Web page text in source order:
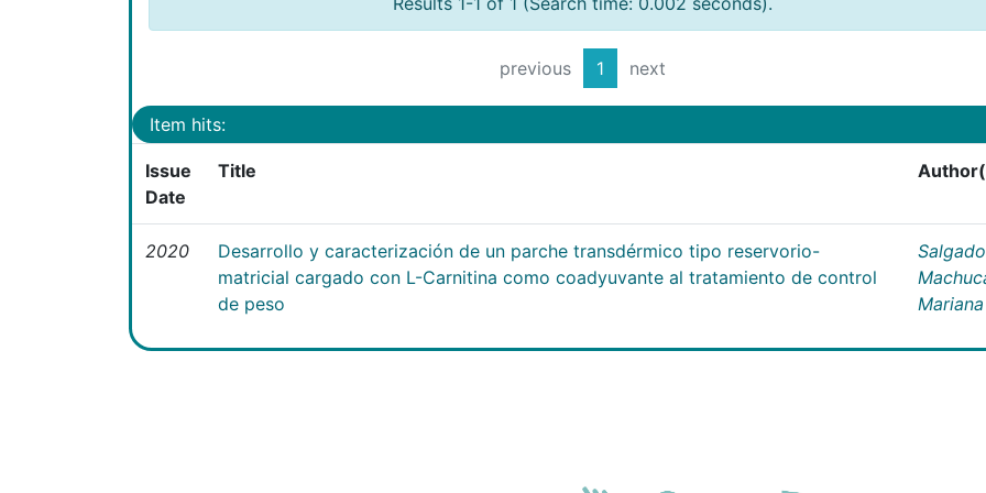
previous 1 next
Item hits:
Issue
Date
Title
2020
Desarrollo y caracterización de un parche transdérmico tipo reservorio-
matricial cargado con L-Carnitina como coadyuvante al tratamiento de control
de peso
Salgado
Mariana